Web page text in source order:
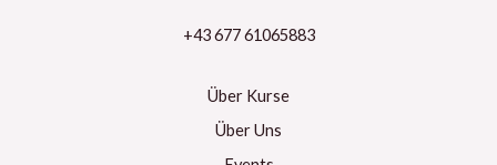
+43 677 61065883
Über Kurse
Über Uns